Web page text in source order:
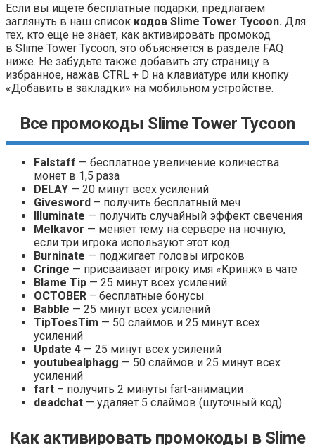
Если вы ищете бесплатные подарки, предлагаем
заглянуть в наш список кодов Slime Tower Tycoon. Для
тех, кто еще не знает, как активировать промокод
в Slime Tower Tycoon, это объясняется в разделе FAQ
ниже. Не забудьте также добавить эту страницу в
избранное, нажав CTRL + D на клавиатуре или кнопку
«Добавить в закладки» на мобильном устройстве.
Все промокоды Slime Tower Tycoon
Falstaff — бесплатное увеличение количества
монет в 1,5 раза
DELAY — 20 минут всех усилений
Givesword – получить бесплатный меч
Illuminate — получить случайный эффект свечения
Melkavor — меняет тему на сервере на ночную,
если три игрока используют этот код
Burninate — поджигает головы игроков
Cringe — присваивает игроку имя «Кринж» в чате
Blame Tip — 25 минут всех усилений
OCTOBER – бесплатные бонусы
Babble — 25 минут всех усилений
TipToesTim — 50 слаймов и 25 минут всех
усилений
Update 4 — 25 минут всех усилений
youtubealphagg — 50 слаймов и 25 минут всех
усилений
fart – получить 2 минуты fart-анимации
deadchat — удаляет 5 слаймов (шуточный код)
Как активировать промокоды в Slime